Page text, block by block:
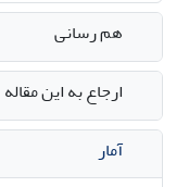
هم رسانی
ارجاع به این مقاله
آمار